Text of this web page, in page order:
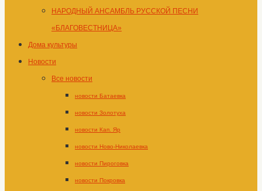
НАРОДНЫЙ АНСАМБЛЬ РУССКОЙ ПЕСНИ
«БЛАГОВЕСТНИЦА»
Дома культуры
Новости
Все новости
новости Батаевка
новости Золотуха
новости Кап. Яр
новости Ново-Николаевка
новости Пироговка
новости Покровка